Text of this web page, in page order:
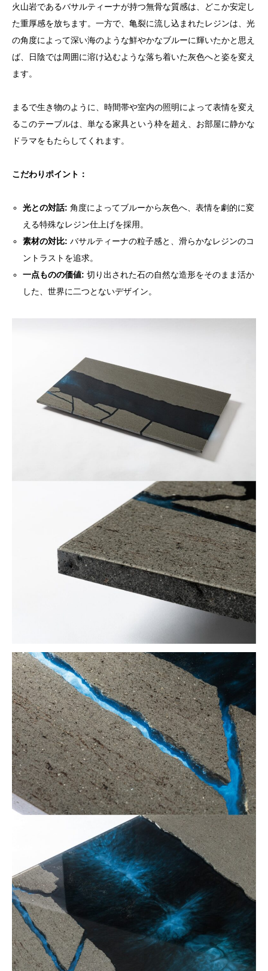
火山岩であるバサルティーナが持つ無骨な質感は、どこか安定し
た重厚感を放ちます。一方で、亀裂に流し込まれたレジンは、光
の角度によって深い海のような鮮やかなブルーに輝いたかと思え
ば、日陰では周囲に溶け込むような落ち着いた灰色へと姿を変え
ます。
まるで生き物のように、時間帯や室内の照明によって表情を変え
るこのテーブルは、単なる家具という枠を超え、お部屋に静かな
ドラマをもたらしてくれます。
こだわりポイント：
光との対話: 角度によってブルーから灰色へ、表情を劇的に変
える特殊なレジン仕上げを採用。
素材の対比: バサルティーナの粒子感と、滑らかなレジンのコ
ントラストを追求。
一点ものの価値: 切り出された石の自然な造形をそのまま活か
した、世界に二つとないデザイン。